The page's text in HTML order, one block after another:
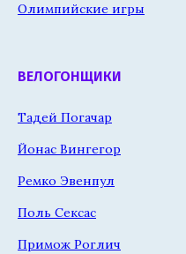
Олимпийские игры
ВЕЛОГОНЩИКИ
Тадей Погачар
Йонас Вингегор
Ремко Эвенпул
Поль Сексас
Примож Роглич